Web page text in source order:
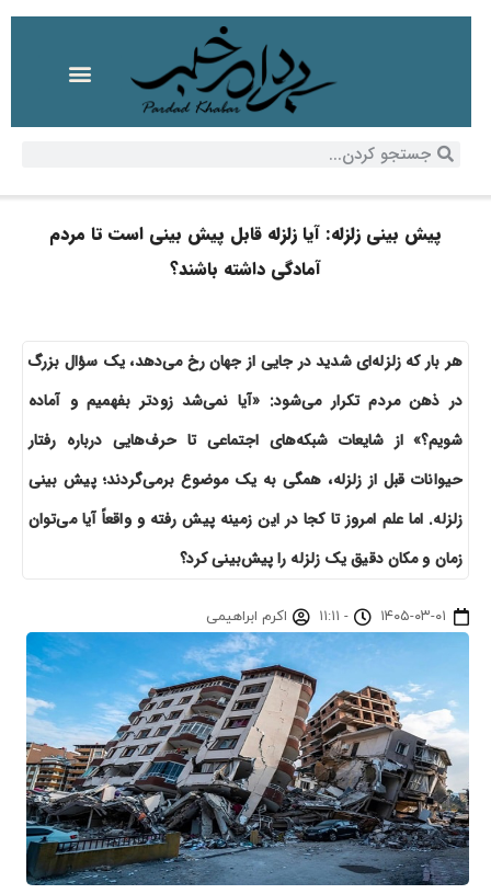
پیش بینی زلزله: آیا زلزله قابل پیش بینی است تا مردم
آمادگی داشته باشند؟
هر بار که زلزله‌ای شدید در جایی از جهان رخ می‌دهد، یک سؤال بزرگ
در ذهن مردم تکرار می‌شود: «آیا نمی‌شد زودتر بفهمیم و آماده
شویم؟» از شایعات شبکه‌های اجتماعی تا حرف‌هایی درباره رفتار
حیوانات قبل از زلزله، همگی به یک موضوع برمی‌گردند؛ پیش‌ بینی
زلزله. اما علم امروز تا کجا در این زمینه پیش رفته و واقعاً آیا می‌توان
زمان و مکان دقیق یک زلزله را پیش‌بینی کرد؟
۱۴۰۵-۰۳-۰۱ - ۱۱:۱۱ اکرم ابراهیمی